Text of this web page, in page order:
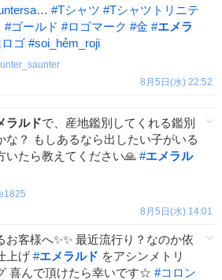
#Tシャツ #Tシャツトリニテ
#ゴールド #ロゴマーク #金 #エメラ
ゴ #soi_hẻm_roji
8月5日(水) 22:52
ラルドで、産地鑑別してくれる鑑別
な？ もしあるなら出したい子がいる
いたら教えてください🙏 #エメラル
8月5日(水) 14:01
お客様へ✨✨ 最近流行り？なのか依
上げ #エメラルド をアシンメトリ
喜んで頂けたら幸いです☆ #コロン